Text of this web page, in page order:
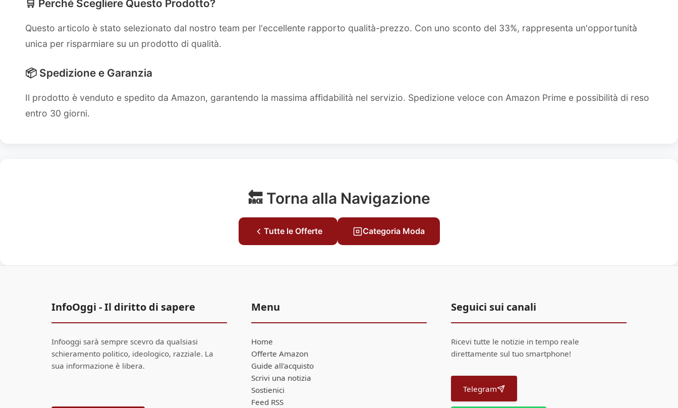
🛒 Perché Scegliere Questo Prodotto?
Questo articolo è stato selezionato dal nostro team per l'eccellente rapporto qualità-prezzo. Con uno sconto del 33%, rappresenta un'opportunità
unica per risparmiare su un prodotto di qualità.
📦 Spedizione e Garanzia
Il prodotto è venduto e spedito da Amazon, garantendo la massima affidabilità nel servizio. Spedizione veloce con Amazon Prime e possibilità di reso
entro 30 giorni.
🔙 Torna alla Navigazione
Tutte le Offerte Categoria Moda
InfoOggi - Il diritto di sapere
Infooggi sarà sempre scevro da qualsiasi
schieramento politico, ideologico, razziale. La
sua informazione è libera.
Menu
Home
Offerte Amazon
Guide all'acquisto
Scrivi una notizia
Sostienici
Feed RSS
Seguici sui canali
Ricevi tutte le notizie in tempo reale
direttamente sul tuo smartphone!
Telegram